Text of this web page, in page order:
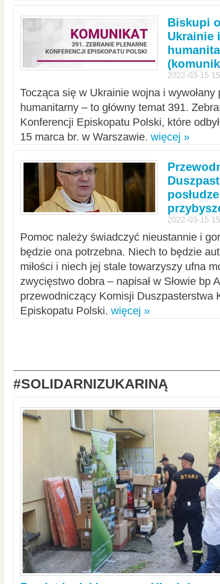
Biskupi
Ukrainie
2022-03-15
Tocząca się w Ukrainie wojna i
humanitarny – to główny temat 391.
Konferencji Episkopatu Polski, które
15 marca br. w Warszawie. więcej »
2022-03-15
Pomoc należy świadczyć nieustannie i
będzie ona potrzebna. Niech to będzie
miłości i niech jej stale towarzyszy ufna
zwycięstwo dobra – napisał w Słowie bp
przewodniczący Komisji Duszpasterstwa
Episkopatu Polski. więcej »
#SOLIDARNIZUKARINĄ